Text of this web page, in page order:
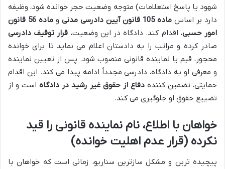
شهود یا پاسخ استعلامات) متوجه وضعیت حجر خوانده شود، وظیفه
دارد بر اساس ماده 105 قانون آیین دادرسی مدنی و
ماده 56 قانون
امور حسبی، اقدام کند. دادگاه در این وضعیت، قرار توقیف دادرسی
صادر کرده و مراتب را به دادستان اعلام می نماید تا برای خوانده
محجور، قیم یا نماینده قانونی منصوب شود. پس از تعیین نماینده
و معرفی او به دادگاه، دادرسی مجدداً ادامه پیدا می کند. این اقدام
حمایتی، تضمین کننده دفاع از حقوق غیر رشید در دادگاه است و از
تضییع حقوق او جلوگیری می کند.
خواهان با اطلاع، نام نماینده قانونی را قید
نکرده (قرار عدم اهلیت خوانده)
پیچیده ترین و مشکل سازترین سناریو، زمانی است که خواهان با